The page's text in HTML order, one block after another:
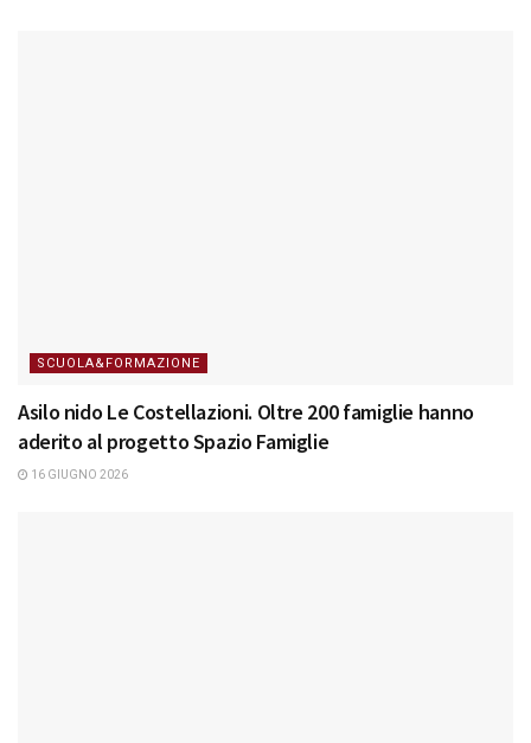
SCUOLA&FORMAZIONE
Asilo nido Le Costellazioni. Oltre 200 famiglie hanno
aderito al progetto Spazio Famiglie
16 GIUGNO 2026